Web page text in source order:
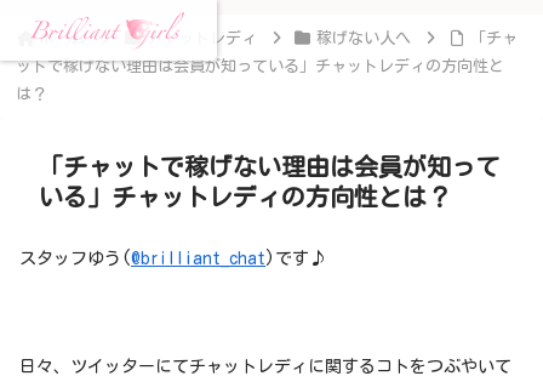
ホーム チャットレディ 稼げない人へ
「チャ
ットで稼げない理由は会員が知っている」チャットレディの方向性と
は？
「チャットで稼げない理由は会員が知って
いる」チャットレディの方向性とは？
スタッフゆう(@brilliant_chat )です♪
日々、ツイッターにてチャットレディに関するコトをつぶやいて